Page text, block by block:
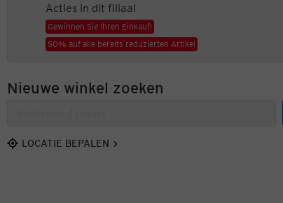
Acties in dit filiaal
Gewinnen Sie Ihren Einkauf!
50% auf alle bereits reduzierten Artikel
Nieuwe winkel zoeken
LOCATIE BEPALEN